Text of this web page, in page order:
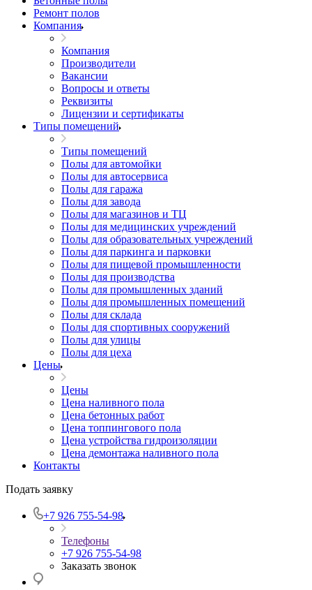
Ремонт полов
Компания
Компания
Производители
Вакансии
Вопросы и ответы
Реквизиты
Лицензии и сертификаты
Типы помещений
Типы помещений
Полы для автомойки
Полы для автосервиса
Полы для гаража
Полы для завода
Полы для магазинов и ТЦ
Полы для медицинских учреждений
Полы для образовательных учреждений
Полы для паркинга и парковки
Полы для пищевой промышленности
Полы для производства
Полы для промышленных зданий
Полы для промышленных помещений
Полы для склада
Полы для спортивных сооружений
Полы для улицы
Полы для цеха
Цены
Цены
Цена наливного пола
Цена бетонных работ
Цена топпингового пола
Цена устройства гидроизоляции
Цена демонтажа наливного пола
Контакты
Подать заявку
+7 926 755-54-98
Телефоны
+7 926 755-54-98
Заказать звонок